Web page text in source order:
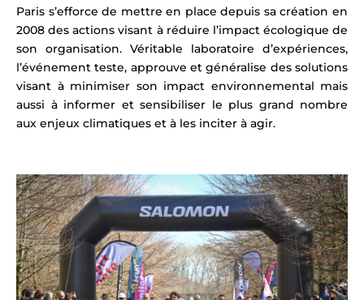
Paris s’efforce de mettre en place depuis sa création en
2008 des actions visant à réduire l’impact écologique de
son organisation. Véritable laboratoire d’expériences,
l’événement teste, approuve et généralise des solutions
visant à minimiser son impact environnemental mais
aussi à informer et sensibiliser le plus grand nombre
aux enjeux climatiques et à les inciter à agir.